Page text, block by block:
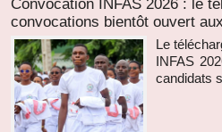
Convocation INFAS 2026 : le
convocations bientôt ouvert
Le
INFAS
candidats